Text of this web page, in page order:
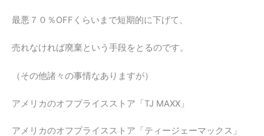
最悪７０％OFFくらいまで短期的に下げて、
売れなければ廃棄という手段をとるのです。
（その他諸々の事情なありますが）
アメリカのオフプライスストア「TJ MAXX」
アメリカのオフプライスストア「ティージェーマックス」